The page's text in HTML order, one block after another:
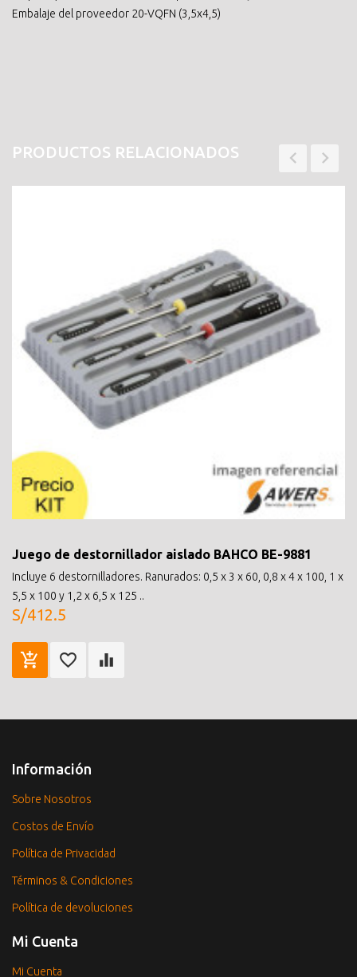
Embalaje del proveedor 20-VQFN (3,5x4,5)
PRODUCTOS RELACIONADOS
Juego de destornillador aislado BAHCO BE-9881
Incluye 6 destornilladores. Ranurados: 0,5 x 3 x 60, 0,8 x 4 x 100, 1 x
5,5 x 100 y 1,2 x 6,5 x 125 ..
S/412.5
Información
Sobre Nosotros
Costos de Envío
Política de Privacidad
Términos & Condiciones
Política de devoluciones
Mi Cuenta
Mi Cuenta